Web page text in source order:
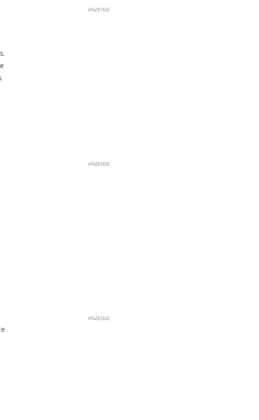
ANZEIGE
ANZEIGE
ANZEIGE